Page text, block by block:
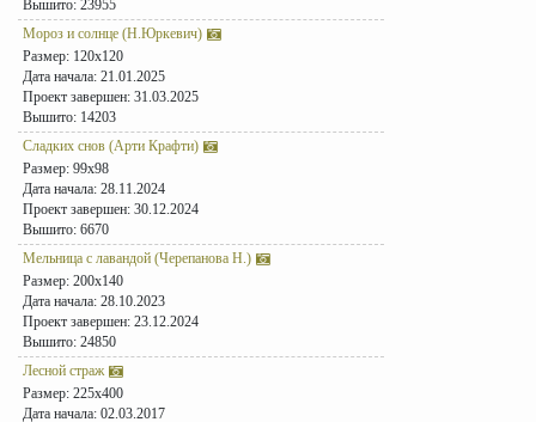
Вышито: 23955
Мороз и солнце (Н.Юркевич)
Размер: 120x120
Дата начала: 21.01.2025
Проект завершен: 31.03.2025
Вышито: 14203
Сладких снов (Арти Крафти)
Размер: 99x98
Дата начала: 28.11.2024
Проект завершен: 30.12.2024
Вышито: 6670
Мельница с лавандой (Черепанова Н.)
Размер: 200x140
Дата начала: 28.10.2023
Проект завершен: 23.12.2024
Вышито: 24850
Лесной страж
Размер: 225x400
Дата начала: 02.03.2017